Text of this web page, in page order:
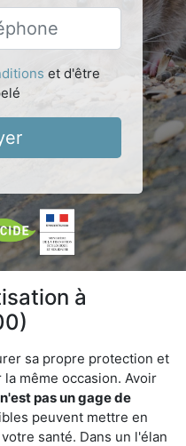
et d'être
à
sa propre protection et
même occasion. Avoir
pas un gage de
peuvent mettre en
santé. Dans un l'élan